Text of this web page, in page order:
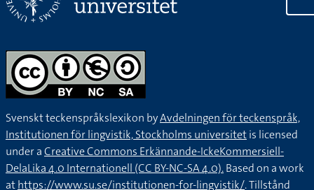
Svenskt teckenspråkslexikon byAvdelningen för teckenspråk,
Institutionen för lingvistik, Stockholms universitetis licensed
under aCreative Commons Erkännande-IckeKommersiell-
DelaLika 4.0 Internationell (CC BY-NC-SA 4.0).Based on a work
athttps://www.su.se/institutionen-for-lingvistik/. Tillstånd